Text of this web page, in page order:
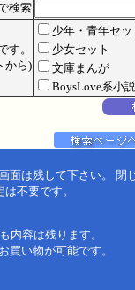
検索
す。
から)
少年・青年セッ
少女セット
文庫まんが
BoysLove系小説
面は残して下さい。
不要です。
内容は残ります。
買い物が可能です。